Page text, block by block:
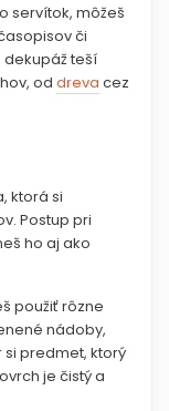
servítok, môžeš
či
dekupáž teší
od dreva cez
ktorá si
Postup pri
ho aj ako
použiť rôzne
nádoby,
predmet, ktorý
je čistý a